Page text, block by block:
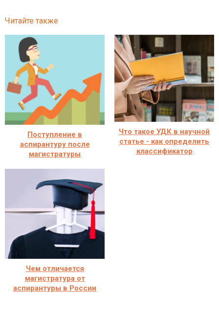
Читайте также
Поступление в
аспирантуру после
магистратуры
Что такое УДК в научной
статье - как определить
классификатор
Чем отличается
магистратура от
аспирантуры в России